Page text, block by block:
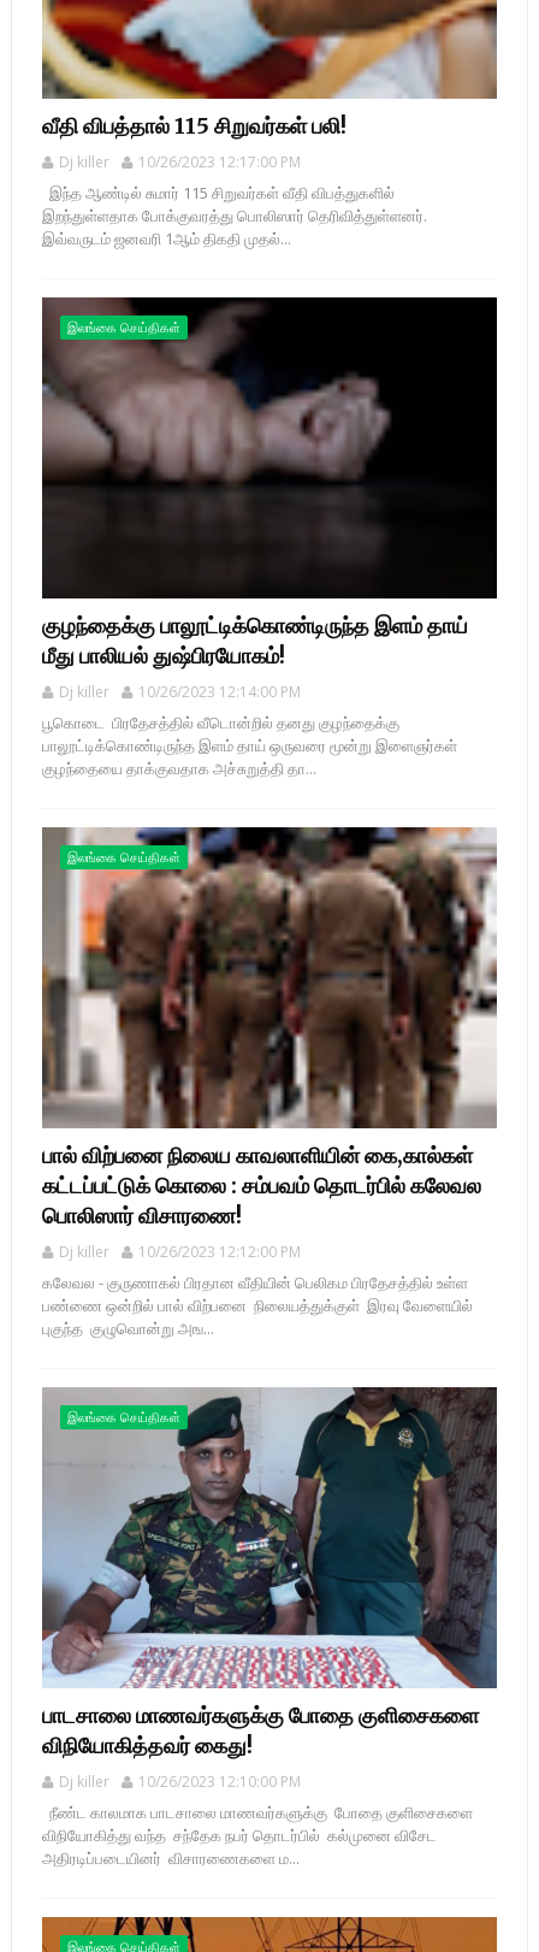
வீதி விபத்தால் 115 சிறுவர்கள் பலி!
Dj killer 10/26/2023 12:17:00 PM
இந்த ஆண்டில் சுமார் 115 சிறுவர்கள் வீதி விபத்துகளில்
இறந்துள்ளதாக போக்குவரத்து பொலிஸார் தெரிவித்துள்ளனர்.
இவ்வருடம் ஜனவரி 1ஆம் திகதி முதல்...
இலங்கை செய்திகள்
குழந்தைக்கு பாலூட்டிக்கொண்டிருந்த இளம் தாய்
மீது பாலியல் துஷ்பிரயோகம்!
Dj killer 10/26/2023 12:14:00 PM
பூகொடை பிரதேசத்தில் வீடொன்றில் தனது குழந்தைக்கு
பாலூட்டிக்கொண்டிருந்த இளம் தாய் ஒருவரை மூன்று இளைஞர்கள்
குழந்தையை தாக்குவதாக அச்சுறுத்தி தா...
இலங்கை செய்திகள்
பால் விற்பனை நிலைய காவலாளியின் கை,கால்கள்
கட்டப்பட்டுக் கொலை : சம்பவம் தொடர்பில் கலேவல
பொலிஸார் விசாரணை!
Dj killer 10/26/2023 12:12:00 PM
கலேவல - குருணாகல் பிரதான வீதியின் பெலிகம பிரதேசத்தில் உள்ள
பண்ணை ஒன்றில் பால் விற்பனை நிலையத்துக்குள் இரவு வேளையில்
புகுந்த குழுவொன்று அங...
இலங்கை செய்திகள்
பாடசாலை மாணவர்களுக்கு போதை குளிசைகளை
விநியோகித்தவர் கைது!
Dj killer 10/26/2023 12:10:00 PM
நீண்ட காலமாக பாடசாலை மாணவர்களுக்கு போதை குளிசைகளை
விநியோகித்து வந்த சந்தேக நபர் தொடர்பில் கல்முனை விசேட
அதிரடிப்படையினர் விசாரணைகளை ம...
இலங்கை செய்திகள்